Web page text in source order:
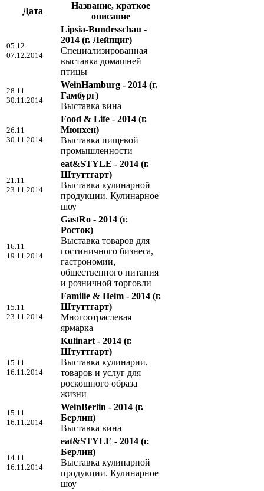
Дата
Название, краткое
описание
05.12
07.12.2014
Lipsia-Bundesschau -
2014 (г. Лейпциг)
Специализированная
выставка домашней
птицы
28.11
30.11.2014
WeinHamburg - 2014 (г.
Гамбург)
Выставка вина
26.11
30.11.2014
Food & Life - 2014 (г.
Мюнхен)
Выставка пищевой
промышленности
21.11
23.11.2014
eat&STYLE - 2014 (г.
Штуттгарт)
Выставка кулинарной
продукции. Кулинарное
шоу
16.11
19.11.2014
GastRo - 2014 (г.
Росток)
Выставка товаров для
гостиничного бизнеса,
гастрономии,
общественного питания
и розничной торговли
15.11
23.11.2014
Familie & Heim - 2014 (г.
Штуттгарт)
Многоотраслевая
ярмарка
15.11
16.11.2014
Kulinart - 2014 (г.
Штуттгарт)
Выставка кулинарии,
товаров и услуг для
роскошного образа
жизни
15.11
16.11.2014
WeinBerlin - 2014 (г.
Берлин)
Выставка вина
14.11
16.11.2014
eat&STYLE - 2014 (г.
Берлин)
Выставка кулинарной
продукции. Кулинарное
шоу